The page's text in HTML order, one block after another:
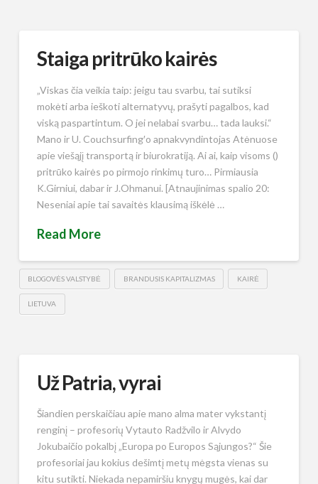
Staiga pritrūko kairės
„Viskas čia veikia taip: jeigu tau svarbu, tai sutiksi
mokėti arba ieškoti alternatyvų, prašyti pagalbos, kad
viską paspartintum. O jei nelabai svarbu… tada lauksi.“
Mano ir U. Couchsurfing′o apnakvyndintojas Atėnuose
apie viešąjį transportą ir biurokratiją. Ai ai, kaip visoms ()
pritrūko kairės po pirmojo rinkimų turo… Pirmiausia
K.Girniui, dabar ir J.Ohmanui. [Atnaujinimas spalio 20:
Neseniai apie tai savaitės klausimą iškėlė …
Read More
BLOGOVĖS VALSTYBĖ BRANDUSIS KAPITALIZMAS KAIRĖ
LIETUVA
Už Patria, vyrai
Šiandien perskaičiau apie mano alma mater vykstantį
renginį – profesorių Vytauto Radžvilo ir Alvydo
Jokubaičio pokalbį „Europa po Europos Sąjungos?“ Šie
profesoriai jau kokius dešimtį metų mėgsta vienas su
kitu sutikti. Niekada nepamiršiu knygų mugės, kai dar